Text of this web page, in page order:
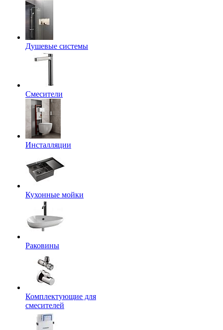
Душевые системы
Смесители
Инсталляции
Кухонные мойки
Раковины
Комплектующие для
смесителей